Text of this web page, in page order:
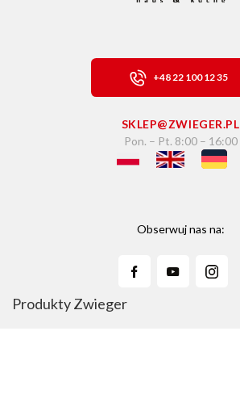
+48 22 100 12 35
SKLEP@ZWIEGER.PL
Pon. – Pt. 8:00 – 16:00
Obserwuj nas na:
Produkty Zwieger